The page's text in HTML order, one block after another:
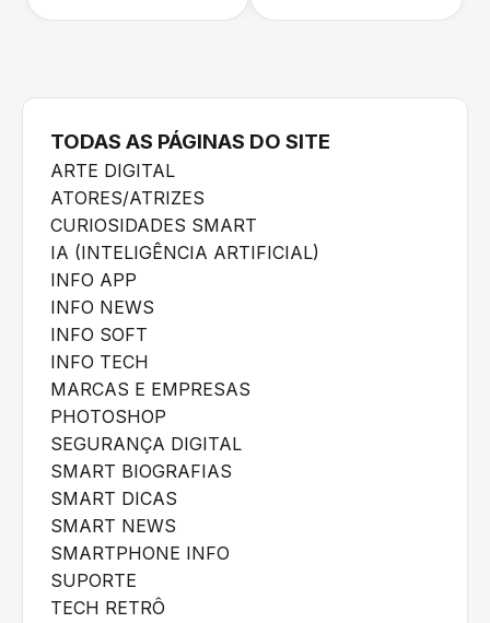
TODAS AS PÁGINAS DO SITE
ARTE DIGITAL
ATORES/ATRIZES
CURIOSIDADES SMART
IA (INTELIGÊNCIA ARTIFICIAL)
INFO APP
INFO NEWS
INFO SOFT
INFO TECH
MARCAS E EMPRESAS
PHOTOSHOP
SEGURANÇA DIGITAL
SMART BIOGRAFIAS
SMART DICAS
SMART NEWS
SMARTPHONE INFO
SUPORTE
TECH RETRÔ